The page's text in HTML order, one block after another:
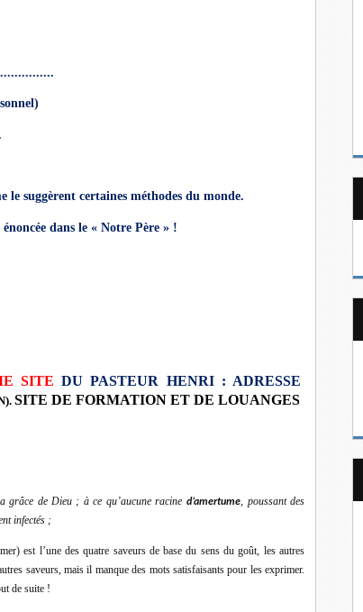
suggèrent certaines méthodes du monde.
dans le « Notre Père » !
SITE DU PASTEUR HENRI : ADRESSE
SITE DE FORMATION ET DE LOUANGES
grâce de Dieu ; à ce qu’aucune racine d’amertume, poussant des
infectés ;
est l’une des quatre saveurs de base du sens du goût, les autres
saveurs, mais il manque des mots satisfaisants pour les exprimer.
de suite !